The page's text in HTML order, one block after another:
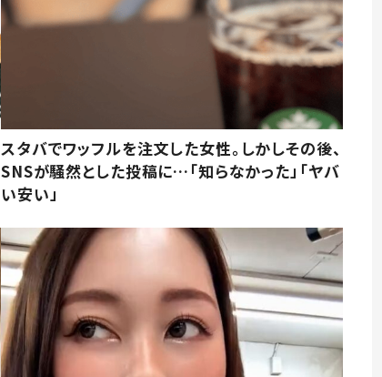
スタバでワッフルを注文した女性。しかしその後、
SNSが騒然とした投稿に…「知らなかった」「ヤバ
い安い」